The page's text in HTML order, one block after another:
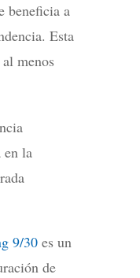
beneficia a
Esta
menos
en la
9/30 es un
de